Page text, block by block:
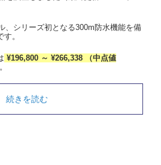
、シリーズ初となる300m防水機能を備
。
¥196,800 ～ ¥266,338 （中点値
続きを読む